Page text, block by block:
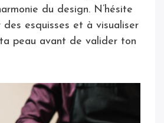
du design. N’hésite
esquisses et à visualiser
peau avant de valider ton